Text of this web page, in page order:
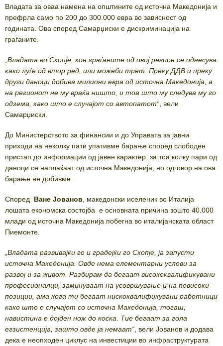
Владата за оваа намена на општините од источна Македонија и
префрла само по 200 до 300.000 евра во зависност од
годината. Ова според Самарџиски е дискриминација на
граѓаните.
„Владата во Скопје, кон граѓаните од овој регион се однесува
како луѓе од втор ред, или можеби трет. Преку ДДВ и преку
други даноци добива милиони евра од источна Македонија, а
на регионот не му враќа ништо, и тоа што му следува му го
одзема, како што е случајот со автопатот“ , вели
Самарџиски.
До Министерството за финансии и до Управата за јавни
приходи на неколку пати упативме барање според слободен
пристап до информации од јавен карактер, за тоа колку пари од
даноци се наплаќаат од источна Македонија, но одговор на ова
барање не добивме.
Според Ване Јованов , македонски иселеник во Италија
лошата економска состојба е основната причина зошто 40.000
млади од источна Македонија побегна во италијанската област
Пиемонте.
„Владата развивајќи го и градејќи го Скопје, ја запусти
источна Македонија. Овде нема елементарни услови за
развој и за живот. Разбирам да бегаат висококвалификувани
професионалци, заминуваат на усовршување и на повисоки
позиции, ама кога ти бегаат нискоквалификувани работници
како што е случајот со источна Македонија, тогаш,
навистина е дојден нож до коска. Тие бегаат за гола
егзистенција, зашто овде ја немаат“ , вели Јованов и додава
дека е неопходен циклус на инвестиции во инфраструктурата